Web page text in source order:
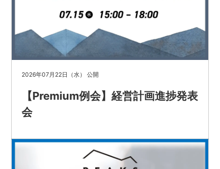
2026年07月22日（水） 公開
【Premium例会】経営計画進捗発表
会